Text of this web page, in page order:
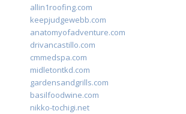
allin1roofing.com
keepjudgewebb.com
anatomyofadventure.com
drivancastillo.com
cmmedspa.com
midletontkd.com
gardensandgrills.com
basilfoodwine.com
nikko-tochigi.net